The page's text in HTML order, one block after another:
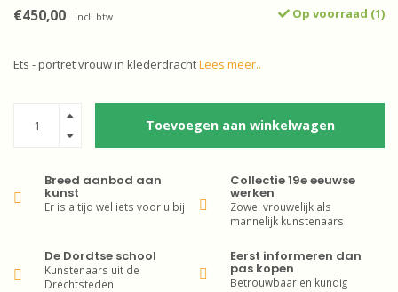
€450,00 Incl. btw Op voorraad (1)
Ets - portret vrouw in klederdrachtLees meer..
Toevoegen aan winkelwagen
Breed aanbod aan
kunst
Er is altijd wel iets voor u bij
Collectie 19e eeuwse
werken
Zowel vrouwelijk als
mannelijk kunstenaars
De Dordtse school
Kunstenaars uit de
Drechtsteden
Eerst informeren dan
pas kopen
Betrouwbaar en kundig